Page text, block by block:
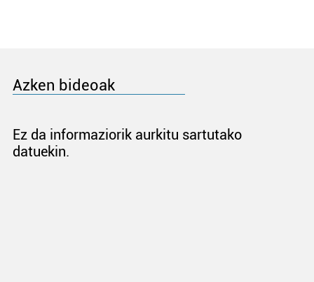
Azken bideoak
Ez da informaziorik aurkitu sartutako
datuekin.